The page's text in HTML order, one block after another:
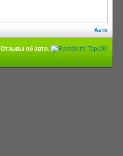
Авто
Отзывы об авто.